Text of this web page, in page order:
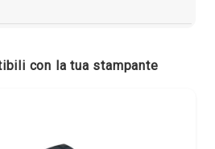
con la tua stampante